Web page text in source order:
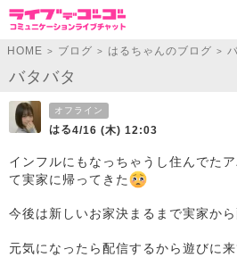
HOME > ブログ > はるちゃんのブログ >
バタバタ
オフライン
はる4/16 (木) 12:03
インフルにもなっちゃうし住んでた
て実家に帰ってきた
今後は新しいお家決まるまで実家から
元気になったら配信するから遊びに